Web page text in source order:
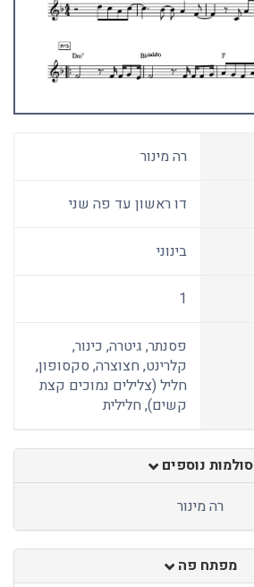
רה מינור
דו ראשון עד פה שני
בינוני
1
פסנתר, גיטרה, כינור,
קלרינט, חצוצרה, סקסופון,
חליל (צלילים נמוכים קצת
קשים), חלילית
סולמות נוספים
רה מינור
מפתח פה